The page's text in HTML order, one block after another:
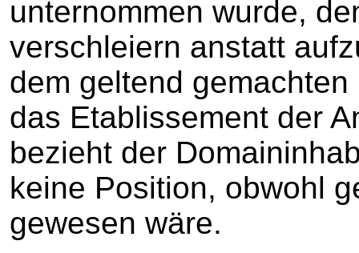
unternommen wurde,
verschleiern anstatt
dem geltend
das Etablissement der
bezieht der
keine Position, obwohl
gewesen wäre.